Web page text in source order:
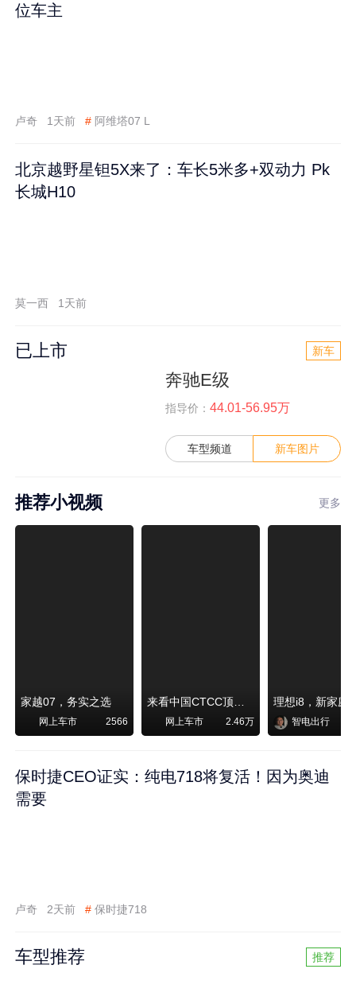
位车主
卢奇 1天前 # 阿维塔07 L
北京越野星钽5X来了：车长5米多+双动力 Pk
长城H10
莫一西 1天前
已上市 新车
奔驰E级
指导价： 44.01-56.95万
车型频道 新车图片
推荐小视频 更多
家越07，务实之选
网上车市 2566 网上车市 2.46万 智电出行
保时捷CEO证实：纯电718将复活！因为奥迪
需要
卢奇 2天前 # 保时捷718
车型推荐 推荐